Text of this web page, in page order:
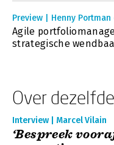
Preview | Henny
Agile
strategische
Over
Interview | Marcel Vilain
‘Bespreek